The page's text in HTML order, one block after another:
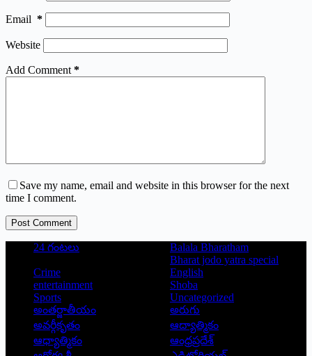
Email *
Website
Add Comment *
Save my name, email and website in this browser for the next
time I comment.
Post Comment
24 గంటలు
Balala Bharatham
Bharat jodo yatra special
Crime
English
entertainment
Shoba
Sports
Uncategorized
అంతర్జాతీయం
అరుగు
అవర్గీకృతం
ఆద్యాత్మికం
ఆధ్యాత్మికం
ఆంధ్రప్రదేశ్